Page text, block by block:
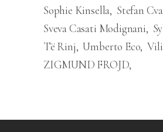
Sophie Kinsella Stefan
Sveva Casati Modignani
Të Rinj Umberto Eco
ZIGMUND FROJD